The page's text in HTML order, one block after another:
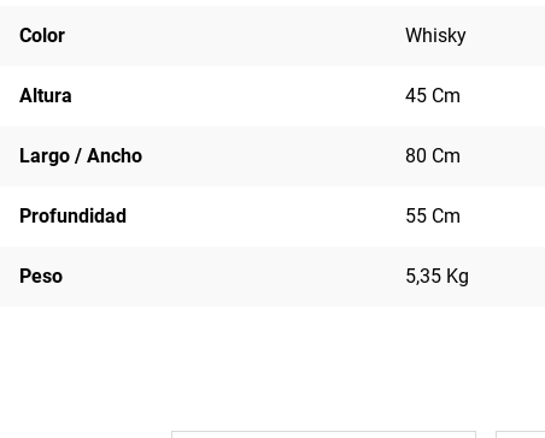
Color Whisky
Altura 45 Cm
Largo / Ancho 80 Cm
Profundidad 55 Cm
Peso 5,35 Kg